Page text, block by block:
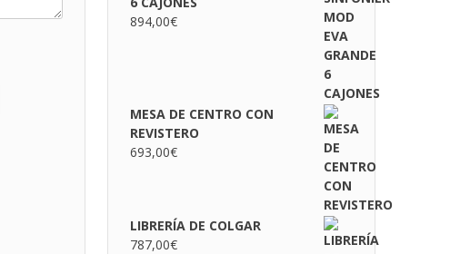
894,00€
MESA DE CENTRO CON
REVISTERO
693,00€
LIBRERÍA DE COLGAR
787,00€